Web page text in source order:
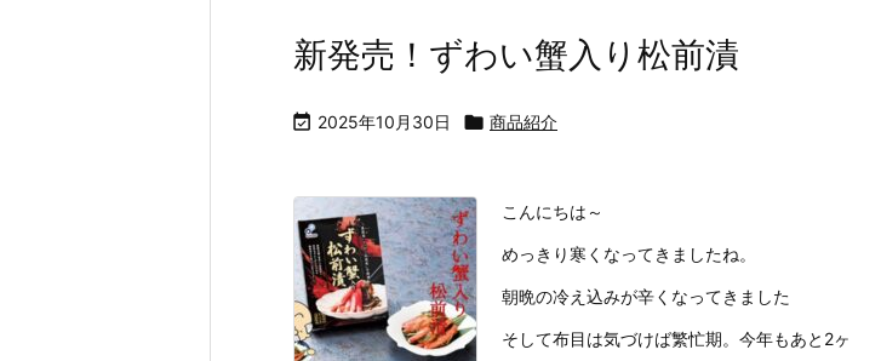
新発売！ずわい蟹入り松前漬
 2025年10月30日  商品紹介
こんにちは～
めっきり寒くなってきましたね。
朝晩の冷え込みが辛くなってきました
そして布目は気づけば繁忙期。今年もあと2ヶ